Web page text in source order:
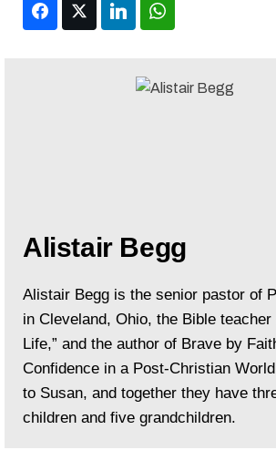
FacebookTwitter LinkedIn
Alistair Begg
Alistair Begg is the senior pastor of
in Cleveland, Ohio, the Bible teacher
Life,” and the author of Brave by
Confidence in a Post-Christian
to Susan, and together they have
children and five grandchildren.